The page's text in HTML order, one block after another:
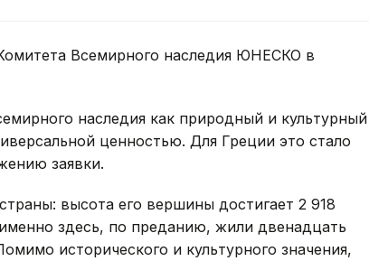
Всемирного наследия ЮНЕСКО в
наследия как природный и культурный
ценностью. Для Греции это стало
заявки.
высота его вершины достигает 2 918
здесь, по преданию, жили двенадцать
исторического и культурного значения,